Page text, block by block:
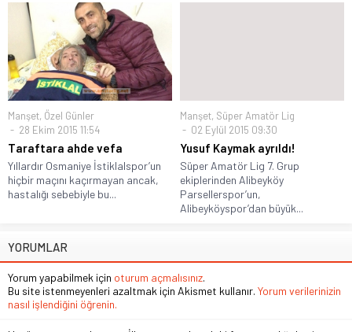
Manşet, Özel Günler
28 Ekim 2015 11:54
Taraftara ahde vefa
Yıllardır Osmaniye İstiklalspor’un
hiçbir maçını kaçırmayan ancak,
hastalığı sebebiyle bu...
Manşet, Süper Amatör Lig
02 Eylül 2015 09:30
Yusuf Kaymak ayrıldı!
Süper Amatör Lig 7. Grup
ekiplerinden Alibeyköy
Parsellerspor’un,
Alibeyköyspor’dan büyük...
YORUMLAR
Yorum yapabilmek için oturum açmalısınız.
Bu site istenmeyenleri azaltmak için Akismet kullanır. Yorum verilerinizin
nasıl işlendiğini öğrenin.